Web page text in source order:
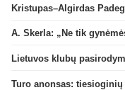
A. Skerla: „Ne tik
Turo anonsas: